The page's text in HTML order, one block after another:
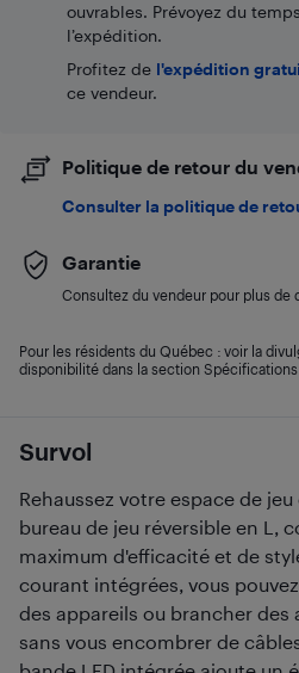
Survol
Rehaussez votre espace de
bureau de jeu réversible en L,
maximum d'efficacité et de
courant intégrées, vous
des appareils ou brancher des
sans vous encombrer de
ouvrables. Prévoyez du
l’expédition.
Profitez de l'expédition
ce vendeur.
Politique de retour du
Consulter la politique de
Garantie
Consultez du vendeur pour plus de
Pour les résidents du Québec : voir la
disponibilité dans la section Spécifications